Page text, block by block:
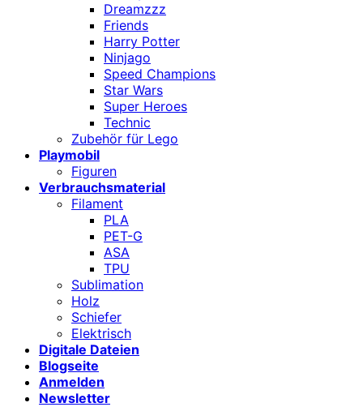
Dreamzzz
Friends
Harry Potter
Ninjago
Speed Champions
Star Wars
Super Heroes
Technic
Zubehör für Lego
Playmobil
Figuren
Verbrauchsmaterial
Filament
PLA
PET-G
ASA
TPU
Sublimation
Holz
Schiefer
Elektrisch
Digitale Dateien
Blogseite
Anmelden
Newsletter